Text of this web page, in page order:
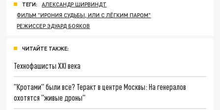
ТЕГИ:
АЛЕКСАНДР ШИРВИНДТ
ФИЛЬМ "ИРОНИЯ СУДЬБЫ, ИЛИ С ЛЁГКИМ ПАРОМ"
РЕЖИССЕР ЭДУАРД БОЯКОВ
ЧИТАЙТЕ ТАКЖЕ:
Технофашисты XXI века
"Кротами" были все? Теракт в центре Москвы: На генералов
охотятся "живые дроны"